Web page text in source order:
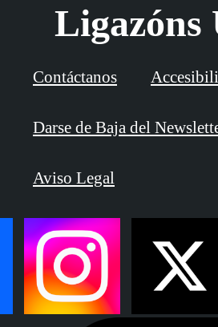
Ligazóns
Contáctanos
Darse de Baja del
Aviso Legal